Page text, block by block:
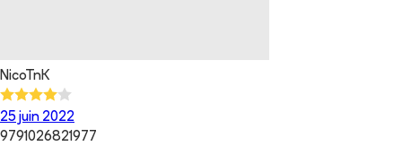
NicoTnK
25 juin 2022
9791026821977